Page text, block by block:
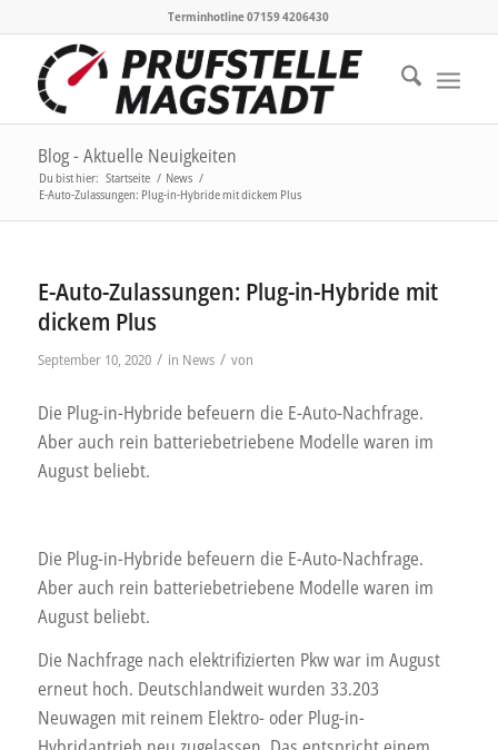
Terminhotline 07159 4206430
Blog - Aktuelle Neuigkeiten
Du bist hier: Startseite / News /
E-Auto-Zulassungen: Plug-in-Hybride mit dickem Plus
E-Auto-Zulassungen: Plug-in-Hybride mit
dickem Plus
September 10, 2020 / in News / von
Die Plug-in-Hybride befeuern die E-Auto-Nachfrage.
Aber auch rein batteriebetriebene Modelle waren im
August beliebt.
Die Plug-in-Hybride befeuern die E-Auto-Nachfrage.
Aber auch rein batteriebetriebene Modelle waren im
August beliebt.
Die Nachfrage nach elektrifizierten Pkw war im August
erneut hoch. Deutschlandweit wurden 33.203
Neuwagen mit reinem Elektro- oder Plug-in-